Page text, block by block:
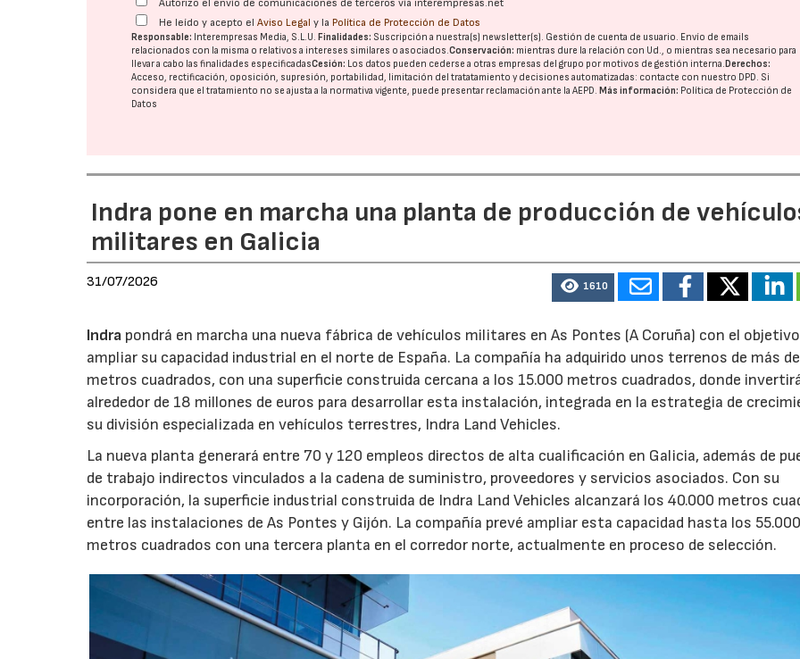
Autorizo el envío de comunicaciones de terceros vía interempresas.net
He leído y acepto elAviso Legal y la Política de Protección de Datos
Responsable: Interempresas Media, S.L.U.Finalidades: Suscripción a nuestra(s) newsletter(s). Gestión de cuenta de usuario. Envío de emails
relacionados con la misma o relativos a intereses similares o asociados.Conservación: mientras dure la relación con Ud., o mientras sea necesario para
llevar a cabo las finalidades especificadasCesión: Los datos pueden cederse a otras empresas del grupo por motivos de gestión interna.Derechos:
Acceso, rectificación, oposición, supresión, portabilidad, limitación del tratatamiento y decisiones automatizadas: contacte con nuestro DPD. Si
considera que el tratamiento no se ajusta a la normativa vigente, puede presentar reclamación ante laAEPD.Más información: Política de Protección de
Datos
Indra pone en marcha una planta de producción de
militares en Galicia
31/07/2026 1610
Indra pondrá en marcha una nueva fábrica de vehículos militares en As Pontes (A Coruña) con el
ampliar su capacidad industrial en el norte de España. La compañía ha adquirido unos terrenos de más
metros cuadrados, con una superficie construida cercana a los 15.000 metros cuadrados, donde
alrededor de 18 millones de euros para desarrollar esta instalación, integrada en la estrategia de
su división especializada en vehículos terrestres, Indra Land Vehicles.
La nueva planta generará entre 70 y 120 empleos directos de alta cualificación en Galicia, además de
de trabajo indirectos vinculados a la cadena de suministro, proveedores y servicios asociados. Con su
incorporación, la superficie industrial construida de Indra Land Vehicles alcanzará los 40.000 metros
entre las instalaciones de As Pontes y Gijón. La compañía prevé ampliar esta capacidad hasta los 55.000
metros cuadrados con una tercera planta en el corredor norte, actualmente en proceso de selección.